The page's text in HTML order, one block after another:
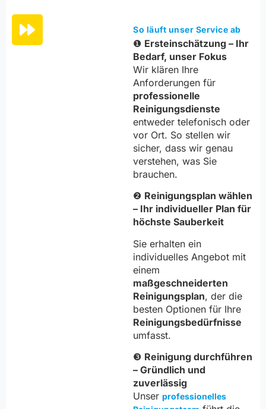
So läuft unser Service ab
❶ Ersteinschätzung – Ihr
Bedarf, unser Fokus
Wir klären Ihre
Anforderungen für
professionelle
Reinigungsdienste
entweder telefonisch oder
vor Ort. So stellen wir
sicher, dass wir genau
verstehen, was Sie
brauchen.
❷ Reinigungsplan wählen
– Ihr individueller Plan für
höchste Sauberkeit
Sie erhalten ein
individuelles Angebot mit
einem
maßgeschneiderten
Reinigungsplan, der die
besten Optionen für Ihre
Reinigungsbedürfnisse
umfasst.
❸ Reinigung durchführen
– Gründlich und
zuverlässig
Unser professionelles